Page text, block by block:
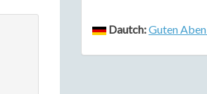
Dautch:Guten Aben